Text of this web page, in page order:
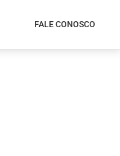
FALE CONOSCO